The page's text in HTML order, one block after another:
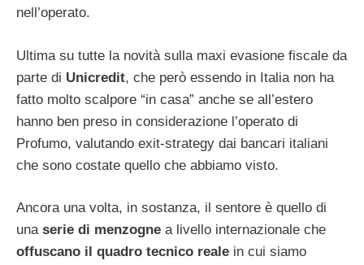
nell’operato.
Ultima su tutte la novità sulla maxi evasione fiscale da
parte di Unicredit, che però essendo in Italia non ha
fatto molto scalpore “in casa” anche se all’estero
hanno ben preso in considerazione l’operato di
Profumo, valutando exit-strategy dai bancari italiani
che sono costate quello che abbiamo visto.
Ancora una volta, in sostanza, il sentore è quello di
una serie di menzogne a livello internazionale che
offuscano il quadro tecnico reale in cui siamo